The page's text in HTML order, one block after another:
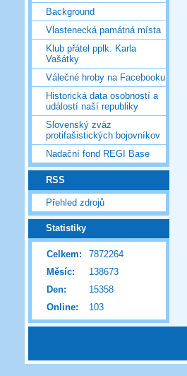
Background
Vlastenecká památná místa
Klub přátel pplk. Karla
Vašátky
Válečné hroby na Facebooku
Historická data osobností a
událostí naší republiky
Slovenský zväz
protifašistických bojovníkov
Nadační fond REGI Base
RSS
Přehled zdrojů
Statistiky
Online: 103
Celkem:
7872264
Měsíc:
138673
Den:
15358